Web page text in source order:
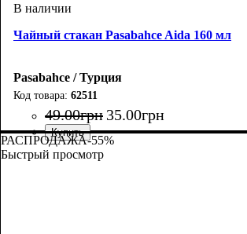
Чайный стакан Pasabahce Aida 160 мл
Pasabahce / Турция
62511
49.00грн 35.00грн
РАСПРОДАЖА-55%
Быстрый просмотр